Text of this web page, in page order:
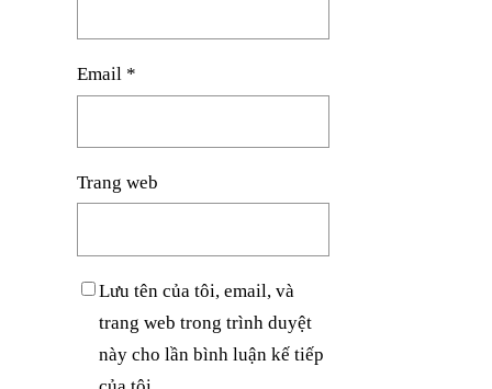
Email *
Trang web
Lưu tên của tôi, email, và
trang web trong trình duyệt
này cho lần bình luận kế tiếp